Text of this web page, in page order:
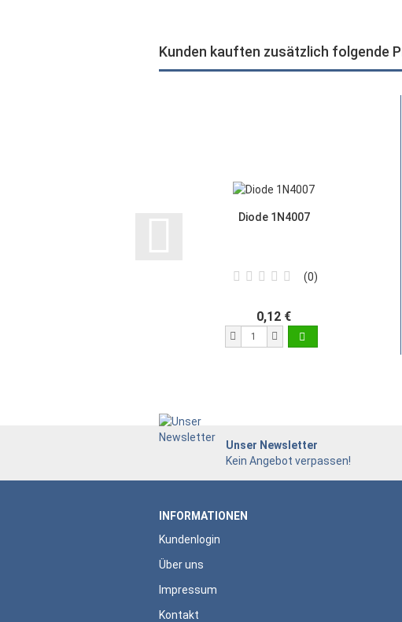
Kunden kauften zusätzlich folgende
Diode 1N4007
0
0,12 €
Unser Newsletter
Kein Angebot verpassen!
INFORMATIONEN
Kundenlogin
Über uns
Impressum
Kontakt